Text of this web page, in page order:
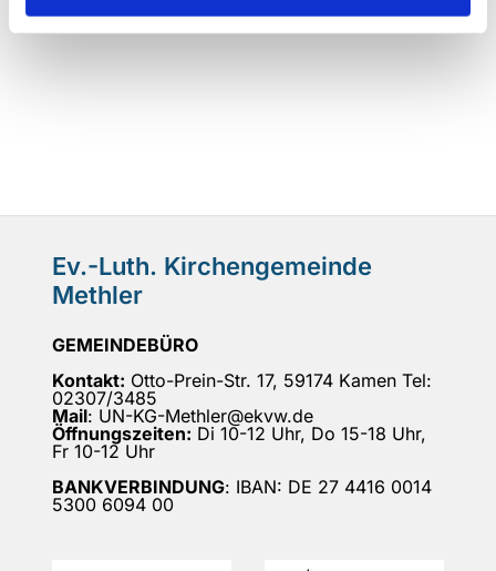
Ev.-Luth. Kirchengemeinde
Methler
GEMEINDEBÜRO
Kontakt: Otto-Prein-Str. 17, 59174 Kamen Tel:
02307/3485
Mail: UN-KG-Methler@ekvw.de
Öffnungszeiten: Di 10-12 Uhr, Do 15-18 Uhr,
Fr 10-12 Uhr
BANKVERBINDUNG: IBAN: DE 27 4416 0014
5300 6094 00